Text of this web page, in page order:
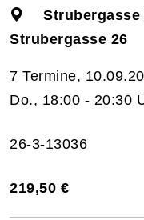
Strubergasse
Strubergasse 26
7 Termine,
Do., 18:00 - 20:30
26-3-13036
219,50 €